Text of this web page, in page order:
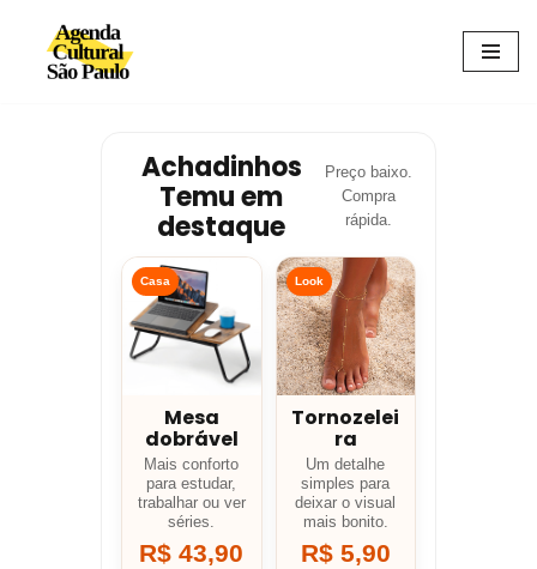
Avançar
Achadinhos
Temu em
destaque
Preço baixo.
Compra
rápida.
Casa
Mesa
dobrável
Mais conforto
para estudar,
trabalhar ou ver
séries.
R$ 43,90
Look
Tornozelei
ra
Um detalhe
simples para
deixar o visual
mais bonito.
R$ 5,90